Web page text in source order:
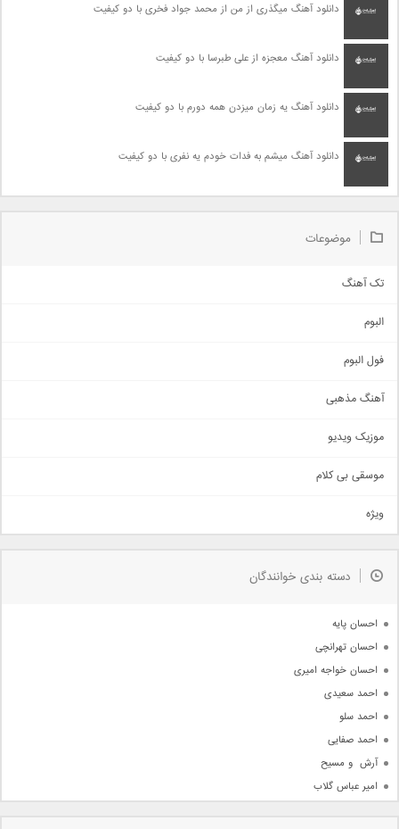
دانلود آهنگ میگذری از من از محمد جواد فخری با دو کیفیت
دانلود آهنگ معجزه از علی طبرسا با دو کیفیت
دانلود آهنگ یه زمان میزدن همه دورم با دو کیفیت
دانلود آهنگ میشم به فدات خودم یه نفری با دو کیفیت
موضوعات
تک آهنگ
اجتماعی
حماسی
سنتی
اهنگ بندرعباسی
دمو
مذهبی
جدیدترین ها
البوم
فول البوم
آهنگ مذهبی
موزیک ویدیو
موسقی بی کلام
ویژه
دسته بندی خوانندگان
احسان پایه
احسان تهرانچی
احسان خواجه امیری
احمد سعیدی
احمد سلو
احمد صفایی
آرش  و مسیح
امیر عباس گلاب